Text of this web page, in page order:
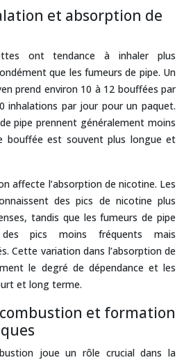
et absorption de
ont tendance à inhaler plus
que les fumeurs de pipe. Un
prend environ 10 à 12 bouffées par
inhalations par jour pour un paquet.
pipe prennent généralement moins
bouffée est souvent plus longue et
affecte l’absorption de nicotine. Les
des pics de nicotine plus
tandis que les fumeurs de pipe
des pics moins fréquents mais
Cette variation dans l’absorption de
le degré de dépendance et les
et long terme.
et formation
joue un rôle crucial dans la